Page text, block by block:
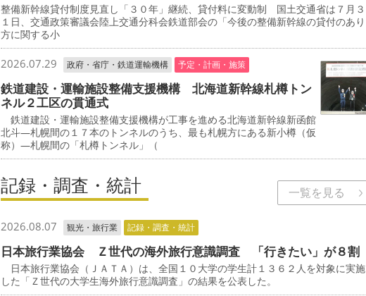
整備新幹線貸付制度見直し「３０年」継続、貸付料に変動制 国土交通省は７月３
１日、交通政策審議会陸上交通分科会鉄道部会の「今後の整備新幹線の貸付のあり
方に関する小
2026.07.29 政府・省庁・鉄道運輸機構 予定・計画・施策
鉄道建設・運輸施設整備支援機構 北海道新幹線札樽トン
ネル２工区の貫通式
鉄道建設・運輸施設整備支援機構が工事を進める北海道新幹線新函館
北斗―札幌間の１７本のトンネルのうち、最も札幌方にある新小樽（仮
称）―札幌間の「札樽トンネル」（
記録・調査・統計 一覧を見る
2026.08.07 観光・旅行業 記録・調査・統計
日本旅行業協会 Ｚ世代の海外旅行意識調査 「行きたい」が８割
日本旅行業協会（ＪＡＴＡ）は、全国１０大学の学生計１３６２人を対象に実施
した「Ｚ世代の大学生海外旅行意識調査」の結果を公表した。